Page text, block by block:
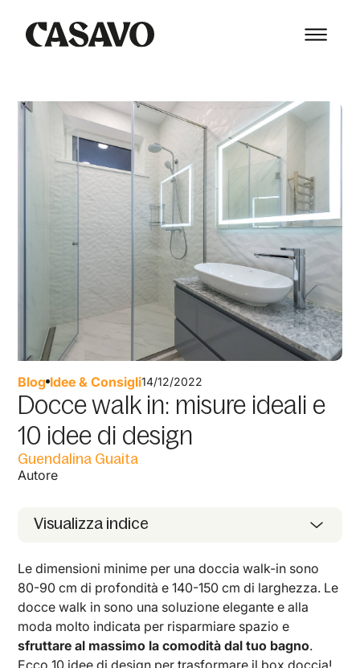
Blog Idee & Consigli14/12/2022
Docce walk in: misure ideali e
10 idee di design
Guendalina Guaita
Autore
Visualizza indice
Le dimensioni minime per una doccia walk-in sono
80-90 cm di profondità e 140-150 cm di larghezza. Le
docce walk in sono una soluzione elegante e alla
moda molto indicata per risparmiare spazio e
sfruttare al massimo la comodità dal tuo bagno.
Ecco 10 idee di design per trasformare il box doccia!